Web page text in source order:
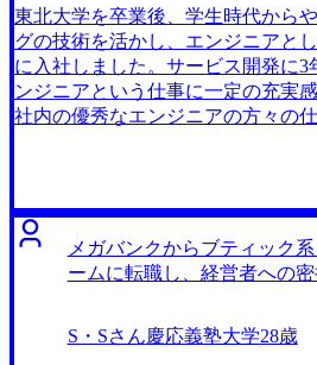
ームに入りました。事業戦略から
ティングの施策改善といった地道
す。自分で限界を決めずに、幅広
思っています。まだ家庭もないの
トに没頭したいです。
の中でも、各ファームの微細な違
きました。 各ファームに、私の知
それをしっかり踏まえたうえで意
井さんのスケジュール調整にも助
で転職活動を終えられたことです
数内定を取るまで続けたことで、
みました。 転職前は年収500万円
なりました。 将来の結婚・出産を
単位で働くため復職しやすいコン
本当によかったです。ファーム内
が多いファームと伺っているので
東北大学を卒業後、学生時代から
グの技術を活かし、エンジニアと
に入社しました。サービス開発に3
ンジニアという仕事に一定の充実
社内の優秀なエンジニアの方々の
術に明るいビジネス職が重宝され
し、どこかのタイミングでビジネ
と考え、キャリアチェンジを意識
も検討したのですが、必ずしも魅
グやプロダクトマネージャーとい
メガバンクからブティック
ームに転職し、経営者への
S・Sさん慶応義塾大学28歳